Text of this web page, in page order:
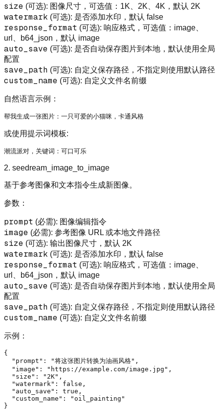
size (可选): 图像尺寸，可选值：1K、2K、4K，默认 2K
watermark (可选): 是否添加水印，默认 false
response_format (可选): 响应格式，可选值：image、
url、b64_json，默认 image
auto_save (可选): 是否自动保存图片到本地，默认使用全局
配置
save_path (可选): 自定义保存路径，不指定则使用默认路径
custom_name (可选): 自定义文件名前缀
自然语言示例：
或使用提示词模板:
2. seedream_image_to_image
基于参考图像和文本指令生成新图像。
参数：
prompt (必需): 图像编辑指令
image (必需): 参考图像 URL 或本地文件路径
size (可选): 输出图像尺寸，默认 2K
watermark (可选): 是否添加水印，默认 false
response_format (可选): 响应格式，可选值：image、
url、b64_json，默认 image
auto_save (可选): 是否自动保存图片到本地，默认使用全局
配置
save_path (可选): 自定义保存路径，不指定则使用默认路径
custom_name (可选): 自定义文件名前缀
示例：
{
"prompt" : "将这张图片转换为油画风格" ,
"image" : "https://example.com/image.jpg" ,
"size" : "2K" ,
"watermark" : false ,
"auto_save" : true ,
"custom_name" :
"oil_painting"
}